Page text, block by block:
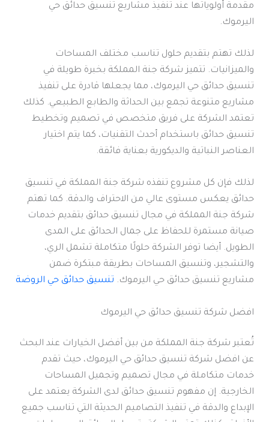
مقدمة أولوياتها عند تنفيذ مشاريع تنسيق حدائق حي
اليرموك.
لذلك تهتم بتقديم حلول تناسب مختلف المساحات
والميزانيات. تتميز شركة جنة المملكة بخبرة طويلة في
تنسيق حدائق حي اليرموك، مما يجعلها قادرة على تنفيذ
مشاريع متنوعة تجمع بين الحداثة والطابع الطبيعي. كذلك
تعتمد الشركة على فريق متخصص في تصميم وتخطيط
تنسيق حدائق باستخدام أحدث التقنيات، كما يتم اختيار
العناصر النباتية والديكورية بعناية فائقة.
لذلك فإن كل مشروع تنفذه شركة جنة المملكة في تنسيق
حدائق يعكس مستوى عالي من الاحتراف والدقة. كما تهتم
شركة جنة المملكة في مجال تنسيق حدائق بتقديم خدمات
صيانة مستمرة للحفاظ على جمال الحدائق على المدى
الطويل. أيضا توفر الشركة حلولًا متكاملة تشمل الري،
والتشجير، وتنسيق المساحات بطريقة مبتكرة ضمن
مشاريع تنسيق حدائق حي اليرموك. تنسيق حدائق حي الروضة
افضل شركة تنسيق حدائق حي اليرموك
تُعتبر شركة جنة المملكة من بين أفضل الخيارات عند البحث
عن افضل شركة تنسيق حدائق حي اليرموك، حيث تقدم
خدمات متكاملة في مجال تصميم وتجميل المساحات
الخارجية. إن مفهوم تنسيق حدائق لدى الشركة يعتمد على
الإبداع والدقة في تنفيذ التصاميم الحديثة التي تناسب جميع